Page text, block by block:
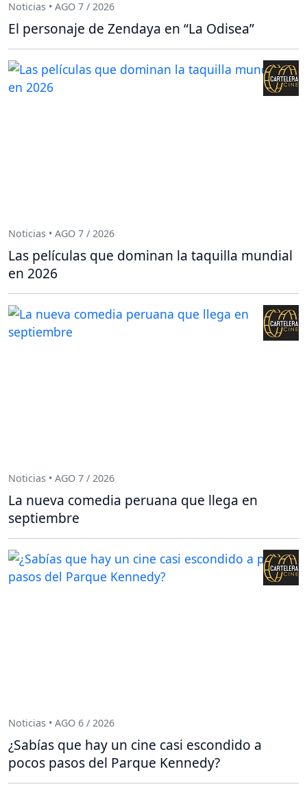
Noticias • AGO 7 / 2026
El personaje de Zendaya en “La Odisea”
Noticias • AGO 7 / 2026
Las películas que dominan la taquilla mundial
en 2026
Noticias • AGO 7 / 2026
La nueva comedia peruana que llega en
septiembre
Noticias • AGO 6 / 2026
¿Sabías que hay un cine casi escondido a
pocos pasos del Parque Kennedy?